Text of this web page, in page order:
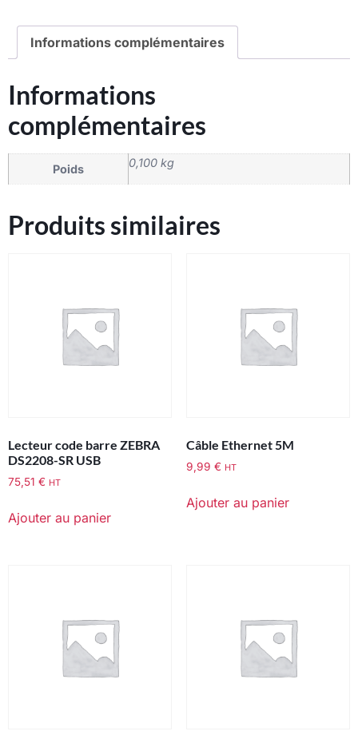
Informations complémentaires
Informations
complémentaires
Poids 0,100 kg
Produits similaires
Lecteur code barre ZEBRA
DS2208-SR USB
75,51 € HT
Ajouter au panier
Câble Ethernet 5M
9,99 € HT
Ajouter au panier